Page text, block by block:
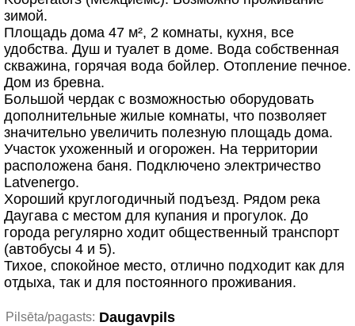
зимой.
Площадь дома 47 м², 2 комнаты, кухня, все
удобства. Душ и туалет в доме. Вода собственная
скважина, горячая вода бойлер. Отопление печное.
Дом из бревна.
Большой чердак с возможностью оборудовать
дополнительные жилые комнаты, что позволяет
значительно увеличить полезную площадь дома.
Участок ухоженный и огорожен. На территории
расположена баня. Подключено электричество
Latvenergo.
Хороший круглогодичный подъезд. Рядом река
Даугава с местом для купания и прогулок. До
города регулярно ходит общественный транспорт
(автобусы 4 и 5).
Тихое, спокойное место, отлично подходит как для
отдыха, так и для постоянного проживания.
Pilsēta/pagasts: Daugavpils